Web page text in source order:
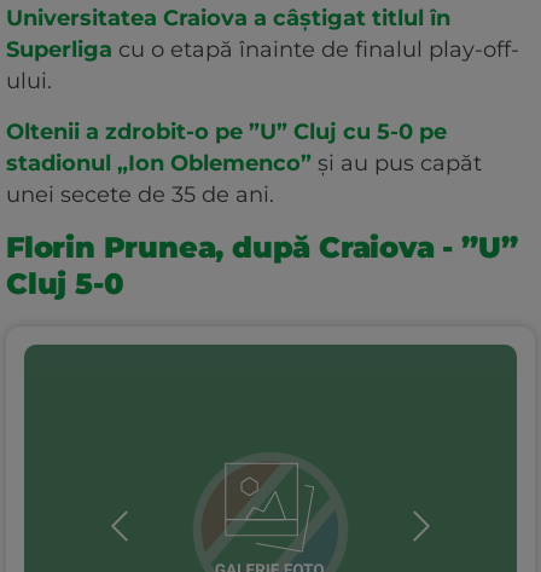
Universitatea Craiova a câștigat titlul în
Superliga cu o etapă înainte de finalul play-off-
ului.
Oltenii a zdrobit-o pe ”U” Cluj cu 5-0 pe
stadionul „Ion Oblemenco” și au pus capăt
unei secete de 35 de ani.
Florin Prunea, după Craiova - ”U”
Cluj 5-0